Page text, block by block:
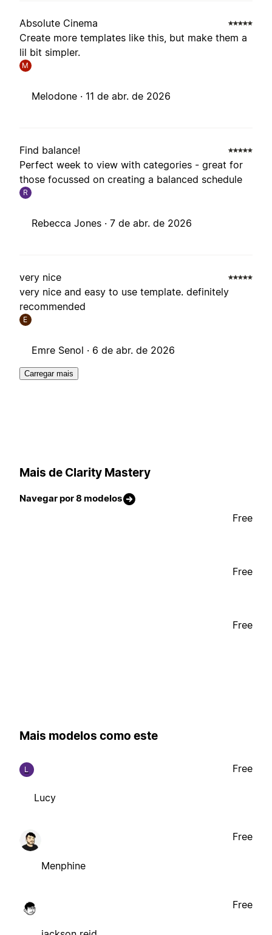
Absolute Cinema
Create more templates like this, but make them a
lil bit simpler.
M
Melodone · 11 de abr. de 2026
Find balance!
Perfect week to view with categories - great for
those focussed on creating a balanced schedule
R
Rebecca Jones · 7 de abr. de 2026
very nice
very nice and easy to use template. definitely
recommended
E
Emre Senol · 6 de abr. de 2026
Carregar mais
Mais de Clarity Mastery
Navegar por 8 modelos
Free
Free
Free
Mais modelos como este
L
Lucy
Free
Menphine
Free
Free